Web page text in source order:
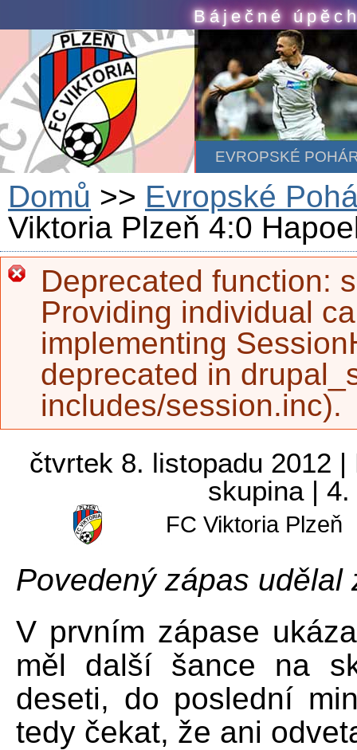
Báječné
EVROPSKÉ
Domů >> Evropské
Viktoria Plzeň 4:0
Error message
Deprecated function:
Providing individual
implementing
deprecated in
includes/session.inc).
FC Viktoria Plzeň 4:0 Hapoel
čtvrtek 8. listopadu 2012
skupina |
FC Viktoria Plzeň
Povedený zápas
V prvním zápase
měl další šance na
deseti, do poslední
tedy čekat, že ani